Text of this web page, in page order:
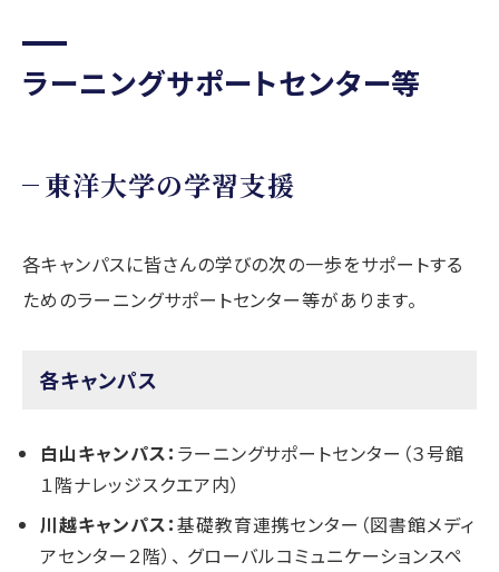
ラーニングサポートセンター等
東洋大学の学習支援
各キャンパスに皆さんの学びの次の一歩をサポートする
ためのラーニングサポートセンター等があります。
各キャンパス
白山キャンパス： ラーニングサポートセンター（３号館
１階ナレッジスクエア内）
川越キャンパス：基礎教育連携センター（図書館メディ
アセンター２階）、 グローバルコミュニケーションスペ